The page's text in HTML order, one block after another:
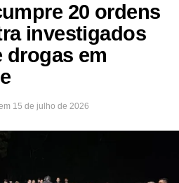
20 ordens
investigados
drogas em
15 de julho de 2026